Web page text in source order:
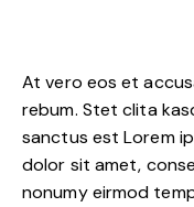
At vero eos et
rebum. Stet clita
sanctus est Lorem
dolor sit amet,
nonumy eirmod